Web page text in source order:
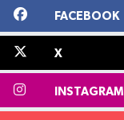
FACEBOOK
X
INSTAGRAM